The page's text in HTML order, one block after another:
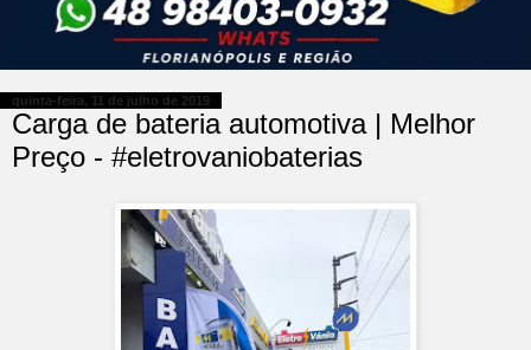
quinta-feira, 11 de julho de 2019
Carga de bateria automotiva | Melhor
Preço - #eletrovaniobaterias